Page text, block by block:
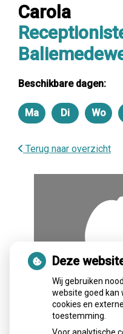
Carola
Beschikbare dagen:
Maandag
Ma Dinsdag
Di Wo
Terug naar overzicht
Deze
Wij gebruiken
website goed kan
cookies en
toestemming.